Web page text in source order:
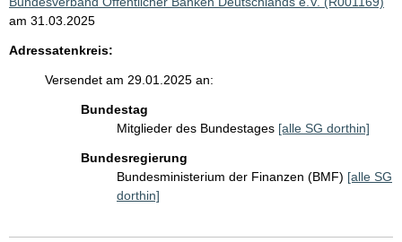
am 31.03.2025
Adressatenkreis:
Versendet am 29.01.2025 an:
Bundestag
Mitglieder des Bundestages [alle SG dorthin]
Bundesregierung
Bundesministerium der Finanzen (BMF) [alle SG
dorthin]